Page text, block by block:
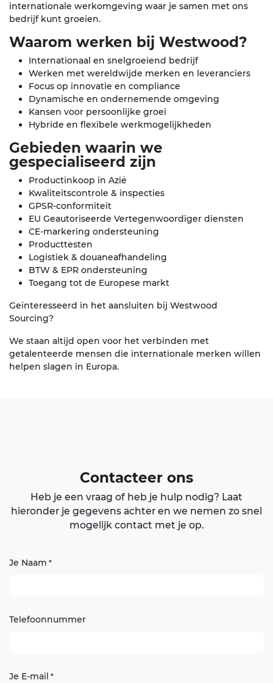
internationale werkomgeving waar je samen met ons
bedrijf kunt groeien.
Waarom werken bij Westwood?
Internationaal en snelgroeiend bedrijf
Werken met wereldwijde merken en leveranciers
Focus op innovatie en compliance
Dynamische en ondernemende omgeving
Kansen voor persoonlijke groei
Hybride en flexibele werkmogelijkheden
Gebieden waarin we
gespecialiseerd zijn
Productinkoop in Azië
Kwaliteitscontrole & inspecties
GPSR-conformiteit
EU Geautoriseerde Vertegenwoordiger diensten
CE-markering ondersteuning
Producttesten
Logistiek & douaneafhandeling
BTW & EPR ondersteuning
Toegang tot de Europese markt
Geïnteresseerd in het aansluiten bij Westwood
Sourcing?
We staan altijd open voor het verbinden met
getalenteerde mensen die internationale merken willen
helpen slagen in Europa.
Contacteer ons
Heb je een vraag of heb je hulp nodig? Laat
hieronder je gegevens achter en we nemen zo snel
mogelijk contact met je op.
Je Naam *
Telefoonnummer
Je E-mail *